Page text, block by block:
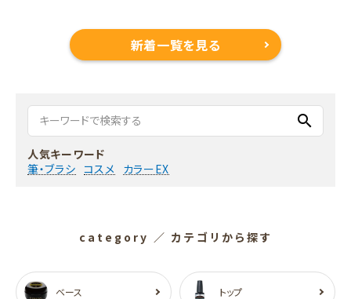
新着一覧を見る
search
人気キーワード
筆・ブラシ コスメ カラーEX
category ／ カテゴリから探す
ベース トップ